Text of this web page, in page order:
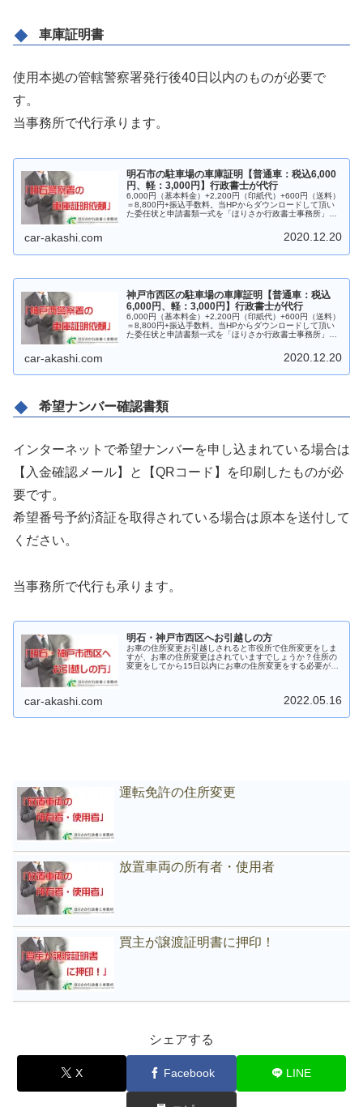
車庫証明書
使用本拠の管轄警察署発行後40日以内のものが必要で
す。
当事務所で代行承ります。
明石市の駐車場の車庫証明【普通車：税込6,000
円、軽：3,000円】行政書士が代行
6,000円（基本料金）+2,200円（印紙代）+600円（送料）
＝8,800円+振込手数料。当HPからダウンロードして頂い
た委任状と申請書類一式を「ほりさか行政書士事務所」に
受取まで責任もって代行致します。提出のみ、受取のみの
car-akashi.com 2020.12.20
神戸市西区の駐車場の車庫証明【普通車：税込
6,000円、軽：3,000円】行政書士が代行
6,000円（基本料金）+2,200円（印紙代）+600円（送料）
＝8,800円+振込手数料。当HPからダウンロードして頂い
た委任状と申請書類一式を「ほりさか行政書士事務所」に
受取まで責任もって代行致します。提出のみ、受取のみの
car-akashi.com 2020.12.20
希望ナンバー確認書類
インターネットで希望ナンバーを申し込まれている場合は
【入金確認メール】と【QRコード】を印刷したものが必
要です。
希望番号予約済証を取得されている場合は原本を送付して
ください。
当事務所で代行も承ります。
明石・神戸市西区へお引越しの方
お車の住所変更お引越しされると市役所で住所変更をしま
すが、お車の住所変更はされていますでしょうか？住所の
変更をしてから15日以内にお車の住所変更をする必要があ
car-akashi.com 2022.05.16
運転免許の住所変更
放置車両の所有者・使用者
買主が譲渡証明書に押印！
シェアする
X Facebook LINE